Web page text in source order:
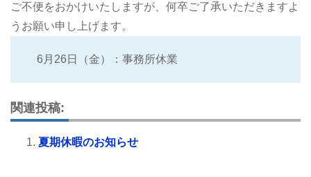
ご不便をおかけいたしますが、何卒ご了承いただきますよ
うお願い申し上げます。
6月26日（金）：事務所休業
関連投稿:
夏期休暇のお知らせ